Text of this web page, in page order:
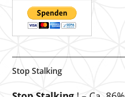
Stop Stalking